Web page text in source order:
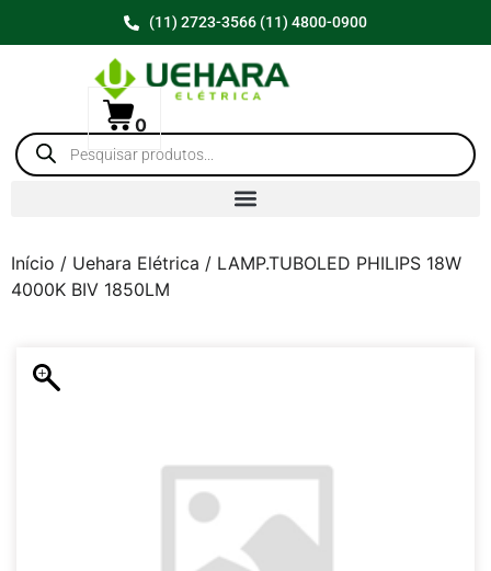
(11) 2723-3566 (11) 4800-0900
0
Início / Uehara Elétrica / LAMP.TUBOLED PHILIPS 18W
4000K BIV 1850LM